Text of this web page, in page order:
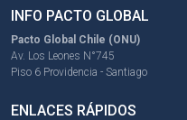
INFO PACTO GLOBAL
Pacto Global Chile (ONU)
Av. Los Leones N°745
Piso 6 Providencia - Santiago
ENLACES RÁPIDOS